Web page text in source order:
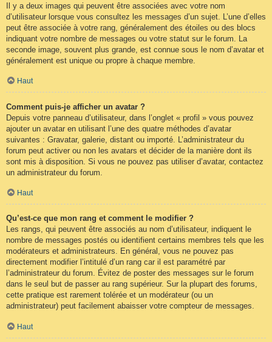
Il y a deux images qui peuvent être associées avec votre nom
d’utilisateur lorsque vous consultez les messages d’un sujet. L’une d’elles
peut être associée à votre rang, généralement des étoiles ou des blocs
indiquant votre nombre de messages ou votre statut sur le forum. La
seconde image, souvent plus grande, est connue sous le nom d’avatar et
généralement est unique ou propre à chaque membre.
Haut
Comment puis-je afficher un avatar ?
Depuis votre panneau d’utilisateur, dans l’onglet « profil » vous pouvez
ajouter un avatar en utilisant l’une des quatre méthodes d’avatar
suivantes : Gravatar, galerie, distant ou importé. L’administrateur du
forum peut activer ou non les avatars et décider de la manière dont ils
sont mis à disposition. Si vous ne pouvez pas utiliser d’avatar, contactez
un administrateur du forum.
Haut
Qu’est-ce que mon rang et comment le modifier ?
Les rangs, qui peuvent être associés au nom d’utilisateur, indiquent le
nombre de messages postés ou identifient certains membres tels que les
modérateurs et administrateurs. En général, vous ne pouvez pas
directement modifier l’intitulé d’un rang car il est paramétré par
l’administrateur du forum. Évitez de poster des messages sur le forum
dans le seul but de passer au rang supérieur. Sur la plupart des forums,
cette pratique est rarement tolérée et un modérateur (ou un
administrateur) peut facilement abaisser votre compteur de messages.
Haut